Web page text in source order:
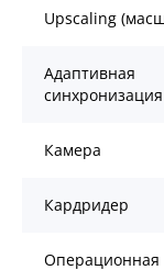
Upscaling
Адаптивная
синхронизация
Камера
Кардридер
Операционная